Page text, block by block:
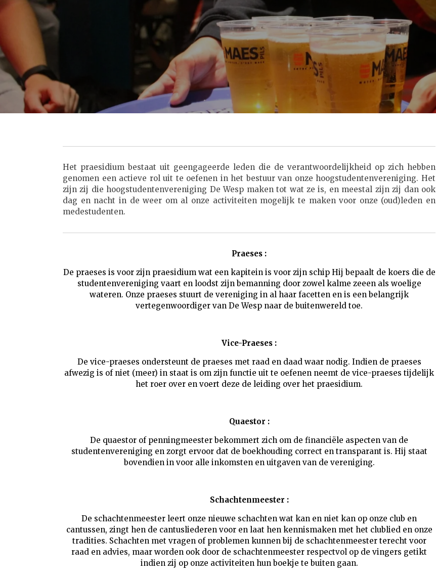
Het praesidium bestaat uit geengageerde leden die de verantwoordelijkheid op zich hebben
genomen een actieve rol uit te oefenen in het bestuur van onze hoogstudentenvereniging. Het
zijn zij die hoogstudentenvereniging De Wesp maken tot wat ze is, en meestal zijn zij dan ook
dag en nacht in de weer om al onze activiteiten mogelijk te maken voor onze (oud)leden en
medestudenten.
Praeses :
De praeses is voor zijn praesidium wat een kapitein is voor zijn schip Hij bepaalt de koers die de
studentenvereniging vaart en loodst zijn bemanning door zowel kalme zeeen als woelige
wateren. Onze praeses stuurt de vereniging in al haar facetten en is een belangrijk
vertegenwoordiger van De Wesp naar de buitenwereld toe.
Vice-Praeses :
De vice-praeses ondersteunt de praeses met raad en daad waar nodig. Indien de praeses
afwezig is of niet (meer) in staat is om zijn functie uit te oefenen neemt de vice-praeses tijdelijk
het roer over en voert deze de leiding over het praesidium.
Quaestor :
De quaestor of penningmeester bekommert zich om de financiële aspecten van de
studentenvereniging en zorgt ervoor dat de boekhouding correct en transparant is. Hij staat
bovendien in voor alle inkomsten en uitgaven van de vereniging.
Schachtenmeester :
De schachtenmeester leert onze nieuwe schachten wat kan en niet kan op onze club en
cantussen, zingt hen de cantusliederen voor en laat hen kennismaken met het clublied en onze
tradities. Schachten met vragen of problemen kunnen bij de schachtenmeester terecht voor
raad en advies, maar worden ook door de schachtenmeester respectvol op de vingers getikt
indien zij op onze activiteiten hun boekje te buiten gaan.